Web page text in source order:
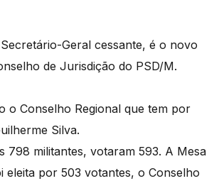
Geral cessante, é o novo
de Jurisdição do PSD/M.
o Conselho Regional que tem por
Silva.
798 militantes, votaram 593. A Mesa
eleita por 503 votantes, o Conselho